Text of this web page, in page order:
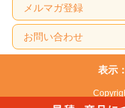
メルマガ登録
お問い合わせ
表示